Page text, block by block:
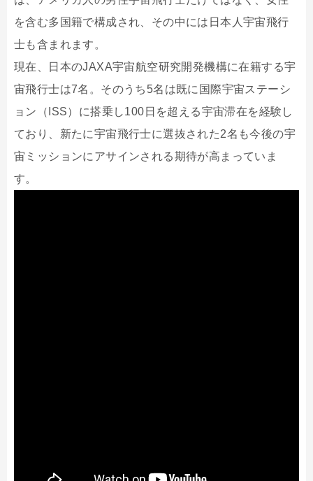
を含む多国籍で構成され、その中には日本人宇宙飛行
士も含まれます。
現在、日本のJAXA宇宙航空研究開発機構に在籍する宇
宙飛行士は7名。そのうち5名は既に国際宇宙ステーシ
ョン（ISS）に搭乗し100日を超える宇宙滞在を経験し
ており、新たに宇宙飛行士に選抜された2名も今後の宇
宙ミッションにアサインされる期待が高まっていま
す。